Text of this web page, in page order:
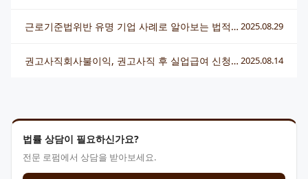
법률 상담이 필요하신가요?
전문 로펌에서 상담을 받아보세요.
근로기준법위반 유명 기업 사례로 알아보는 법적 대응 전략 2025.08.29
권고사직회사불이익, 권고사직 후 실업급여 신청 방법 알려주세요 2025.08.14